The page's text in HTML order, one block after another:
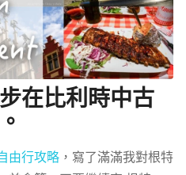
在比利時中古
由行攻略，寫了滿滿我對根特